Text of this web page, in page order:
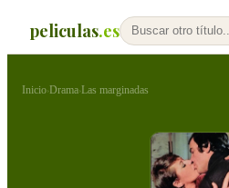
peliculas.es
Inicio›Drama›Las marginadas